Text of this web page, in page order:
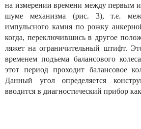
на измерении времени между первым
шуме механизма (рис. 3), т.е.
импульсного камня по рожку
когда, переключившись в другое
ляжет на ограничительный штифт.
временем подъема балансового
этот период проходит балансовое
Данный угол определяется
вводится в диагностический прибор